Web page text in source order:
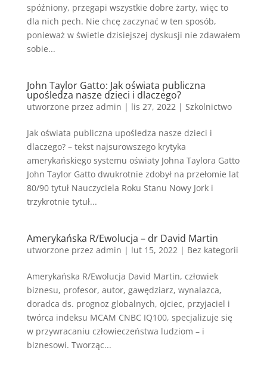
spóźniony, przegapi wszystkie dobre żarty, więc to
dla nich pech. Nie chcę zaczynać w ten sposób,
ponieważ w świetle dzisiejszej dyskusji nie zdawałem
sobie...
John Taylor Gatto: Jak oświata publiczna
upośledza nasze dzieci i dlaczego?
utworzone przez admin | lis 27, 2022| Szkolnictwo
Jak oświata publiczna upośledza nasze dzieci i
dlaczego? – tekst najsurowszego krytyka
amerykańskiego systemu oświaty Johna Taylora Gatto
John Taylor Gatto dwukrotnie zdobył na przełomie lat
80/90 tytuł Nauczyciela Roku Stanu Nowy Jork i
trzykrotnie tytuł...
Amerykańska R/Ewolucja – dr David Martin
utworzone przez admin | lut 15, 2022| Bez kategorii
Amerykańska R/Ewolucja David Martin, człowiek
biznesu, profesor, autor, gawędziarz, wynalazca,
doradca ds. prognoz globalnych, ojciec, przyjaciel i
twórca indeksu MCAM CNBC IQ100, specjalizuje się
w przywracaniu człowieczeństwa ludziom – i
biznesowi. Tworząc...